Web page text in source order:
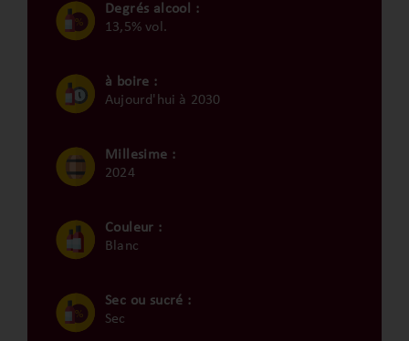
Degrés alcool :
13,5% vol.
à boire :
Aujourd'hui à 2030
Millesime :
2024
Couleur :
Blanc
Sec ou sucré :
Sec